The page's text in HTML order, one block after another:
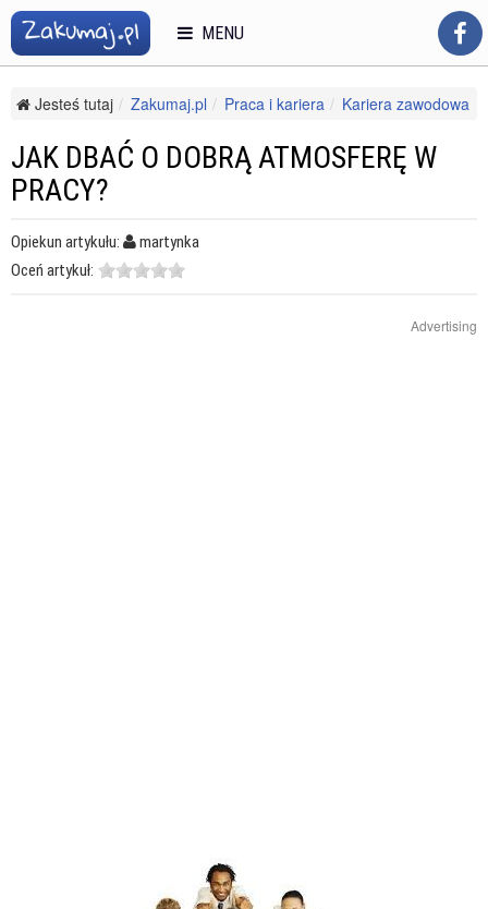
Jesteś tutaj Zakumaj.pl Praca i kariera
Kariera zawodowa
JAK DBAĆ O DOBRĄ ATMOSFERĘ W
PRACY?
Opiekun artykułu:
martynka
Oceń artykuł:
Advertising
MENU